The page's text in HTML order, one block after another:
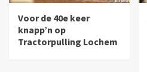
Voor de 40e keer
knapp’n op
Tractorpulling Lochem